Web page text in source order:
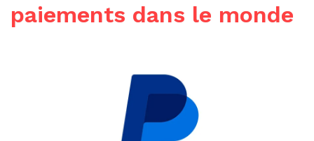
paiements dans le monde